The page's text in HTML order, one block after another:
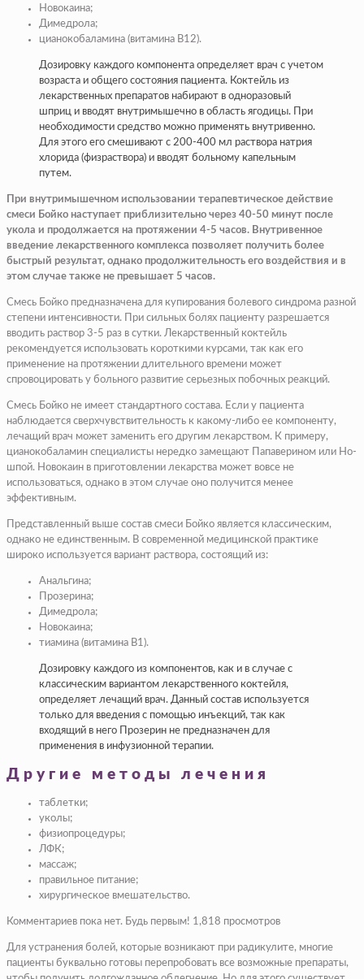
Новокаина;
Димедрола;
цианокобаламина (витамина B12).
Дозировку каждого компонента определяет врач с учетом
возраста и общего состояния пациента. Коктейль из
лекарственных препаратов набирают в одноразовый
шприц и вводят внутримышечно в область ягодицы. При
необходимости средство можно применять внутривенно.
Для этого его смешивают с 200-400 мл раствора натрия
хлорида (физраствора) и вводят больному капельным
путем.
При внутримышечном использовании терапевтическое действие
смеси Бойко наступает приблизительно через 40-50 минут после
укола и продолжается на протяжении 4-5 часов. Внутривенное
введение лекарственного комплекса позволяет получить более
быстрый результат, однако продолжительность его воздействия и в
этом случае также не превышает 5 часов.
Смесь Бойко предназначена для купирования болевого синдрома разной
степени интенсивности. При сильных болях пациенту разрешается
вводить раствор 3-5 раз в сутки. Лекарственный коктейль
рекомендуется использовать короткими курсами, так как его
применение на протяжении длительного времени может
спровоцировать у больного развитие серьезных побочных реакций.
Смесь Бойко не имеет стандартного состава. Если у пациента
наблюдается сверхчувствительность к какому-либо ее компоненту,
лечащий врач может заменить его другим лекарством. К примеру,
цианокобаламин специалисты нередко замещают Папаверином или Но-
шпой. Новокаин в приготовлении лекарства может вовсе не
использоваться, однако в этом случае оно получится менее
эффективным.
Представленный выше состав смеси Бойко является классическим,
однако не единственным. В современной медицинской практике
широко используется вариант раствора, состоящий из:
Анальгина;
Прозерина;
Димедрола;
Новокаина;
тиамина (витамина B1).
Дозировку каждого из компонентов, как и в случае с
классическим вариантом лекарственного коктейля,
определяет лечащий врач. Данный состав используется
только для введения с помощью инъекций, так как
входящий в него Прозерин не предназначен для
применения в инфузионной терапии.
Другие методы лечения
таблетки;
уколы;
физиопроцедуры;
ЛФК;
массаж;
правильное питание;
хирургическое вмешательство.
Комментариев пока нет. Будь первым! 1,818 просмотров
Для устранения болей, которые возникают при радикулите, многие
пациенты буквально готовы перепробовать все возможные препараты,